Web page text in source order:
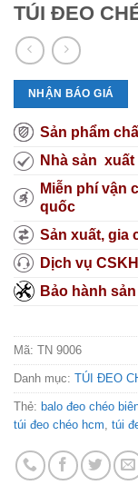
TÚI ĐEO
NHẬN BÁO GIÁ
Sản phẩm
Nhà sản
Miễn phí vận
quốc
Sản xuất, gia
Dịch vụ
Bảo hành
Mã: TN 9006
Danh mục: TÚI ĐEO
Thẻ: balo đeo chéo
túi đeo chéo hcm túi